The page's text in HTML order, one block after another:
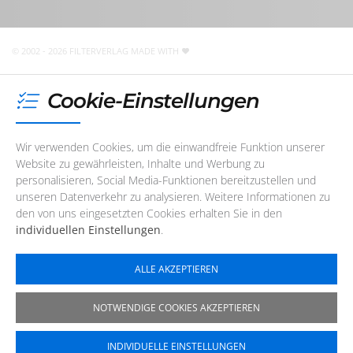
© 2002 - 2026 FILTERVERLAG MADE WITH
Cookie-Einstellungen
Wir verwenden Cookies, um die einwandfreie Funktion unserer
Website zu gewährleisten, Inhalte und Werbung zu
personalisieren, Social Media-Funktionen bereitzustellen und
unseren Datenverkehr zu analysieren. Weitere Informationen zu
den von uns eingesetzten Cookies erhalten Sie in den
individuellen Einstellungen.
ALLE AKZEPTIEREN
NOTWENDIGE COOKIES AKZEPTIEREN
INDIVIDUELLE EINSTELLUNGEN